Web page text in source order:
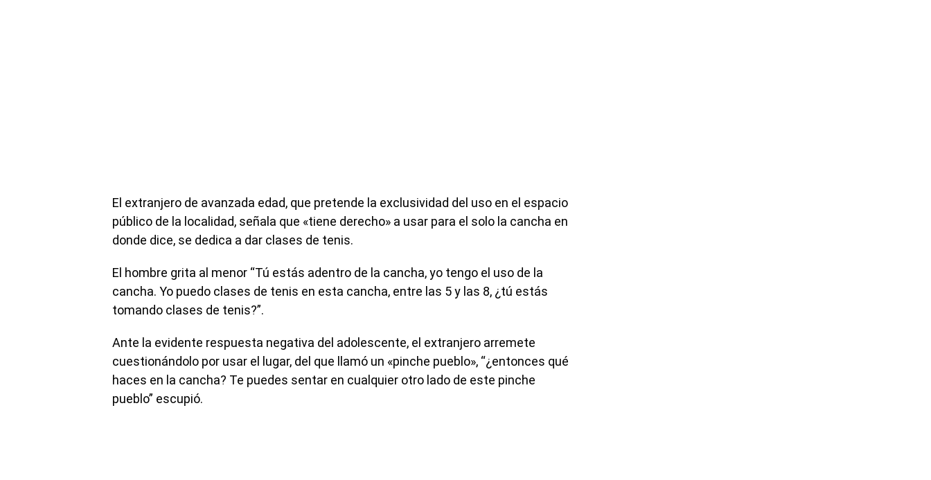
El extranjero de avanzada edad, que pretende la exclusividad del uso en el espacio
público de la localidad, señala que «tiene derecho» a usar para el solo la cancha en
donde dice, se dedica a dar clases de tenis.
El hombre grita al menor “Tú estás adentro de la cancha, yo tengo el uso de la
cancha. Yo puedo clases de tenis en esta cancha, entre las 5 y las 8, ¿tú estás
tomando clases de tenis?”.
Ante la evidente respuesta negativa del adolescente, el extranjero arremete
cuestionándolo por usar el lugar, del que llamó un «pinche pueblo», “¿entonces qué
haces en la cancha? Te puedes sentar en cualquier otro lado de este pinche
pueblo” escupió.